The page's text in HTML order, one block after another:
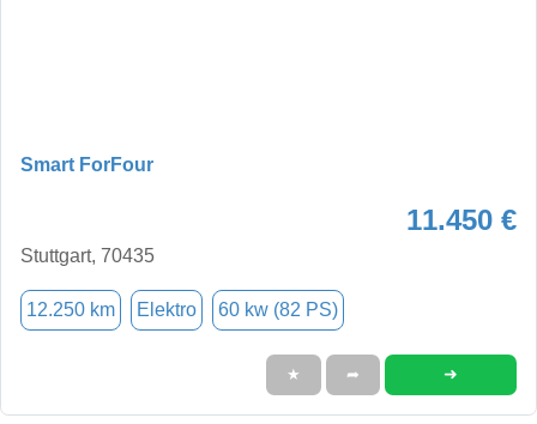
Smart ForFour
11.450 €
Stuttgart, 70435
12.250 km Elektro 60 kw (82 PS)
★ ➦ ➜